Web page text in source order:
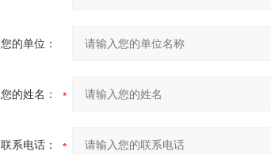
您的单位：
您的姓名：
联系电话：